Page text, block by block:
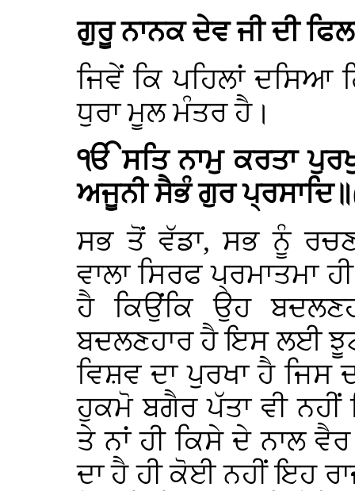
ਗੁਰੂ ਨਾਨਕ ਦੇਵ ਜੀ ਦੀ
ਜਿਵੇਂ ਕਿ ਪਹਿਲਾਂ ਦਸਿਆ
ਧੁਰਾ ਮੂਲ ਮੰਤਰ ਹੈ।
ੴ ਸਤਿ ਨਾਮੁ ਕਰਤਾ
ਅਜੂਨੀ ਸੈਭੰ ਗੁਰ
ਸਭ ਤੋਂ ਵੱਡਾ, ਸਭ ਨੂੰ
ਵਾਲਾ ਸਿਰਫ ਪ੍ਰਮਾਤਮਾ
ਹੈ ਕਿਉਂਕਿ ਉਹ
ਬਦਲਣਹਾਰ ਹੈ ਇਸ ਲਈ
ਵਿਸ਼ਵ ਦਾ ਪੁਰਖਾ ਹੈ
ਹੁਕਮੋ ਬਗੈਰ ਪੱਤਾ ਵੀ ਨਹੀਂ
ਤੇ ਨਾਂ ਹੀ ਕਿਸੇ ਦੇ ਨਾਲ
ਦਾ ਹੈ ਹੀ ਕੋਈ ਨਹੀਂ ਇਹ